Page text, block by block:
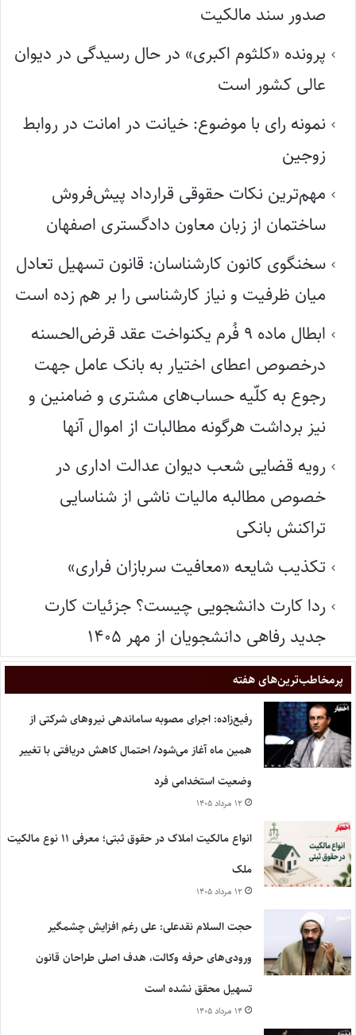
صدور سند مالکیت
پرونده «کلثوم اکبری» در حال رسیدگی در دیوان
عالی کشور است
نمونه رای با موضوع: خیانت در امانت در روابط
زوجین
مهم‌ترین نکات حقوقی قرارداد پیش‌فروش
ساختمان از زبان معاون دادگستری اصفهان
سخنگوی کانون کارشناسان: قانون تسهیل تعادل
میان ظرفیت و نیاز کارشناسی را بر هم زده است
ابطال ماده ۹ فُرم یکنواخت عقد قرض‌الحسنه
درخصوص اعطای اختیار به بانک عامل جهت
رجوع به کلّیه حساب‌های مشتری و ضامنین و
نیز برداشت هرگونه مطالبات از اموال آنها
رویه قضایی شعب دیوان عدالت اداری در
خصوص مطالبه مالیات ناشی از شناسایی
تراکنش بانکی
تکذیب شایعه «معافیت سربازان فراری»
ردا کارت دانشجویی چیست؟ جزئیات کارت
جدید رفاهی دانشجویان از مهر ۱۴۰۵
پر‌مخاطب‌ترین‌های هفته
رفیع‌زاده: اجرای مصوبه ساماندهی نیروهای شرکتی از
همین ماه آغاز می‌شود/ احتمال کاهش دریافتی با تغییر
وضعیت استخدامی فرد
۱۲ مرداد ۱۴۰۵
انواع مالکیت املاک در حقوق ثبتی؛ معرفی ۱۱ نوع مالکیت
ملک
۱۲ مرداد ۱۴۰۵
حجت السلام نقدعلی: علی رغم افزایش چشمگیر
ورودی‌های حرفه وکالت، هدف اصلی طراحان قانون
تسهیل محقق نشده است
۱۴ مرداد ۱۴۰۵